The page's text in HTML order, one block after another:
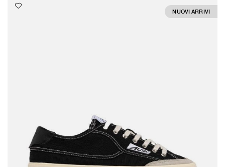
NUOVI ARRIVI